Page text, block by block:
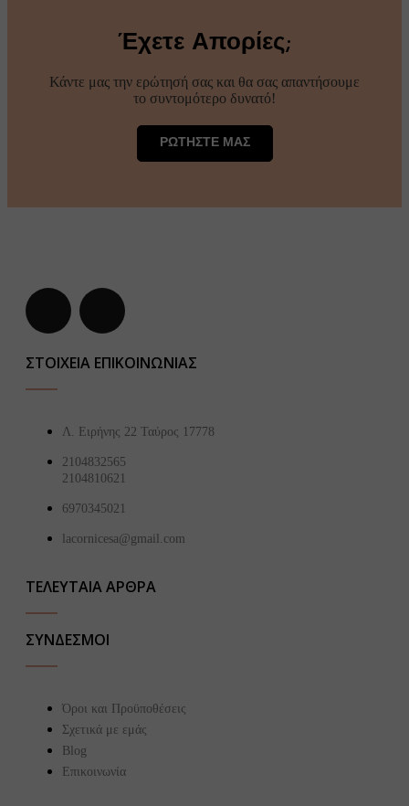
Έχετε Απορίες;
Κάντε μας την ερώτησή σας και θα σας απαντήσουμε
το συντομότερο δυνατό!
ΡΩΤΗΣΤΕ ΜΑΣ
ΣΤΟΙΧΕΙΑ ΕΠΙΚΟΙΝΩΝΙΑΣ
Λ. Ειρήνης 22 Ταύρος 17778
2104832565
2104810621
6970345021
lacornicesa@gmail.com
ΤΕΛΕΥΤΑΙΑ ΑΡΘΡΑ
ΣΥΝΔΕΣΜΟΙ
Όροι και Προϋποθέσεις
Σχετικά με εμάς
Blog
Επικοινωνία